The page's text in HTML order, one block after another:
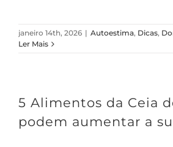
janeiro 14th, 2026 | Autoestima, Dicas,
Ler Mais
5 Alimentos da Ceia
podem aumentar a